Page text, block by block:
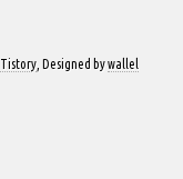
Tistory , Designed bywallel